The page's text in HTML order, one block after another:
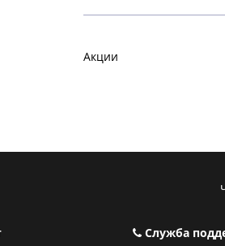
Акции
Служба